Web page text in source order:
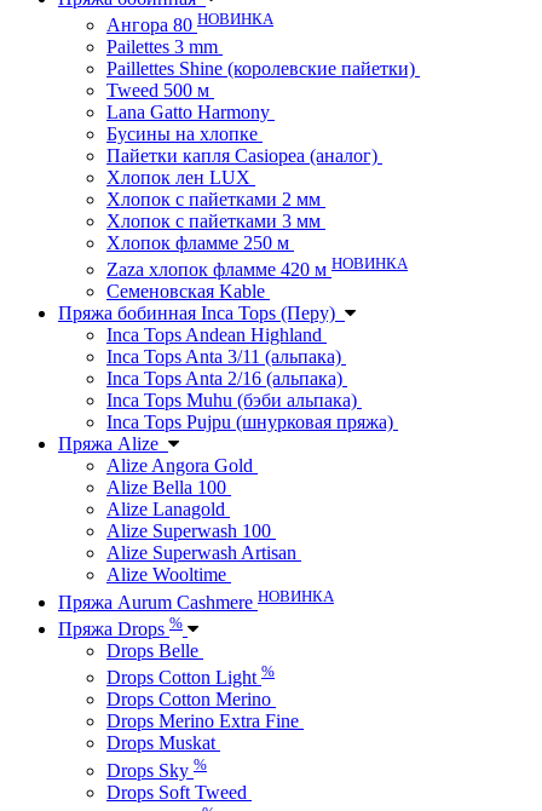
Ангора 80 НОВИНКА
Pailettes 3 mm
Paillettes Shine (королевские пайетки)
Tweed 500 м
Lana Gatto Harmony
Бусины на хлопке
Пайетки капля Casiopea (аналог)
Хлопок лен LUX
Хлопок с пайетками 2 мм
Хлопок с пайетками 3 мм
Хлопок фламме 250 м
Zaza хлопок фламме 420 м НОВИНКА
Семеновская Kable
Пряжа бобинная Inca Tops (Перу)
Inca Tops Andean Highland
Inca Tops Anta 3/11 (альпака)
Inca Tops Anta 2/16 (альпака)
Inca Tops Muhu (бэби альпака)
Inca Tops Pujpu (шнурковая пряжа)
Пряжа Alize
Alize Angora Gold
Alize Bella 100
Alize Lanagold
Alize Superwash 100
Alize Superwash Artisan
Alize Wooltime
Пряжа Aurum Cashmere НОВИНКА
Пряжа Drops %
Drops Belle
Drops Cotton Light %
Drops Cotton Merino
Drops Merino Extra Fine
Drops Muskat
Drops Sky %
Drops Soft Tweed